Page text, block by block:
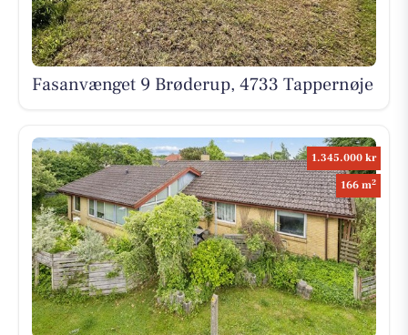
Fasanvænget 9 Brøderup, 4733 Tappernøje
1.345.000 kr
166 m2